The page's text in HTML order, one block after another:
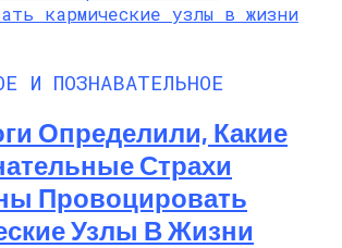
И ПОЗНАВАТЕЛЬНОЕ
Определили, Какие
Страхи
Провоцировать
Узлы В Жизни